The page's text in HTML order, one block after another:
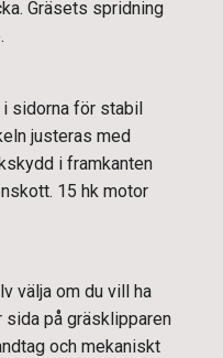
Gräsets spridning
i sidorna för stabil
justeras med
i framkanten
15 hk motor
välja om du vill ha
på gräsklipparen
och mekaniskt